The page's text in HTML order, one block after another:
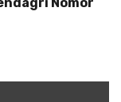
Nomor